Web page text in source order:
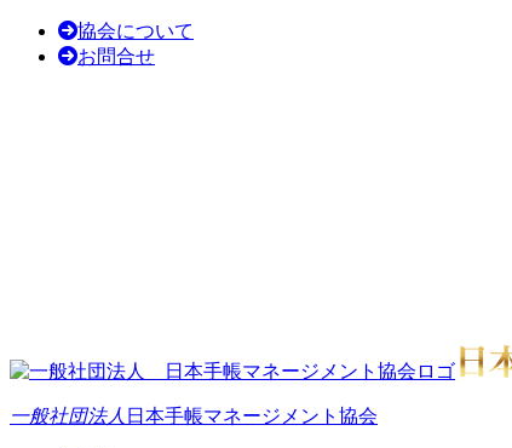
協会について
お問合せ
一般社団法人 日本手帳マネージメント協会